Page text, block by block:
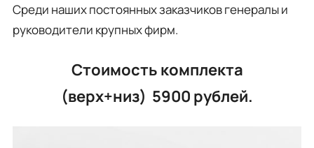
Среди наших постоянных заказчиков генералы и
руководители крупных фирм.
Стоимость комплекта
(верх+низ) 5900 рублей.